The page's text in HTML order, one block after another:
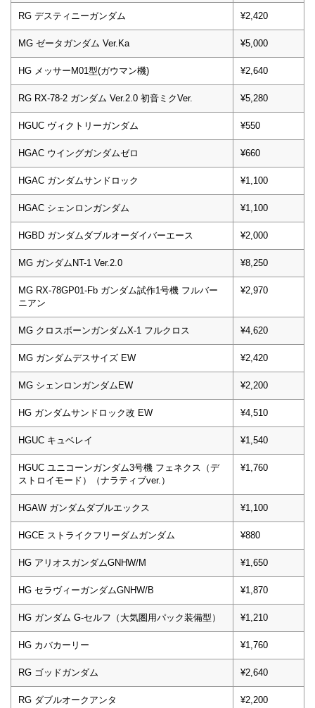
RG デスティニーガンダム ¥2,420
MG ゼータガンダム Ver.Ka ¥5,000
HG メッサーM01型(ガウマン機) ¥2,640
RG RX-78-2 ガンダム Ver.2.0 初音ミクVer. ¥5,280
HGUC ヴィクトリーガンダム ¥550
HGAC ウイングガンダムゼロ ¥660
HGAC ガンダムサンドロック ¥1,100
HGAC シェンロンガンダム ¥1,100
HGBD ガンダムダブルオーダイバーエース ¥2,000
MG ガンダムNT-1 Ver.2.0 ¥8,250
MG RX-78GP01-Fb ガンダム試作1号機 フルバー
ニアン
¥2,970
MG クロスボーンガンダムX-1 フルクロス ¥4,620
MG ガンダムデスサイズ EW ¥2,420
MG シェンロンガンダムEW ¥2,200
HG ガンダムサンドロック改 EW ¥4,510
HGUC キュベレイ ¥1,540
HGUC ユニコーンガンダム3号機 フェネクス（デ
ストロイモード）（ナラティブver.）
¥1,760
HGAW ガンダムダブルエックス ¥1,100
HGCE ストライクフリーダムガンダム ¥880
HG アリオスガンダムGNHW/M ¥1,650
HG セラヴィーガンダムGNHW/B ¥1,870
HG ガンダム G-セルフ（大気圏用パック装備型） ¥1,210
HG カバカーリー ¥1,760
RG ゴッドガンダム ¥2,640
RG ダブルオークアンタ ¥2,200